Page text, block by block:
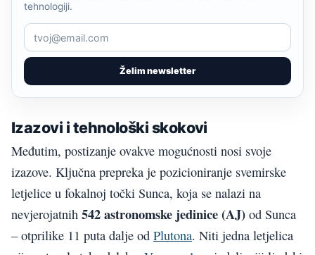
Želim newsletter
tehnologiji.
Izazovi i tehnološki skokovi
Međutim, postizanje ovakve mogućnosti nosi svoje
izazove. Ključna prepreka je pozicioniranje svemirske
letjelice u fokalnoj točki Sunca, koja se nalazi na
nevjerojatnih 542 astronomske jedinice (AJ) od Sunca
– otprilike 11 puta dalje od Plutona. Niti jedna letjelica